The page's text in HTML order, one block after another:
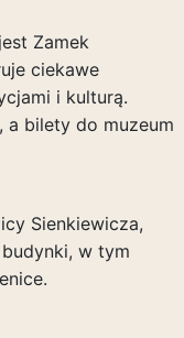
Zamek
ciekawe
i kulturą.
a bilety do muzeum
Sienkiewicza,
w tym